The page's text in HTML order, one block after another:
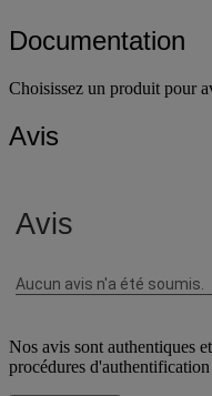
Documentation
Choisissez un produit pour
Avis
Nos avis sont authentiques
procédures